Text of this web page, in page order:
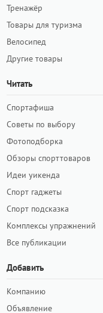
Тренажёр
Товары для туризма
Велосипед
Другие товары
Читать
Спортафиша
Советы по выбору
Фотоподборка
Обзоры спорттоваров
Идеи уикенда
Спорт гаджеты
Спорт подсказка
Комплексы упражнений
Все публикации
Добавить
Компанию
Объявление